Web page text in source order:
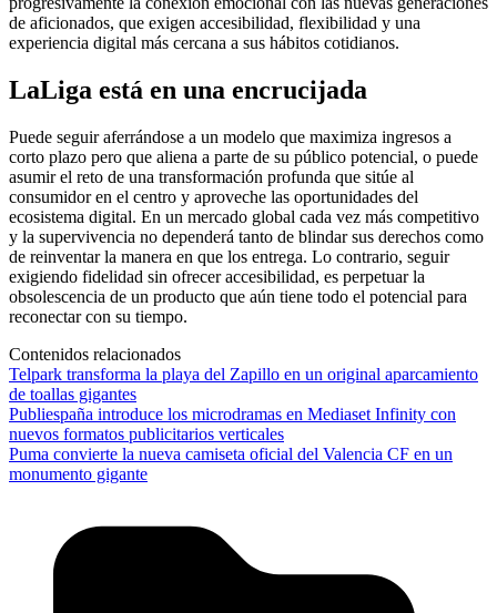
de aficionados, que exigen accesibilidad, flexibilidad y una
experiencia digital más cercana a sus hábitos cotidianos.
LaLiga está en una encrucijada
Puede seguir aferrándose a un modelo que maximiza ingresos a
corto plazo pero que aliena a parte de su público potencial, o puede
asumir el reto de una transformación profunda que sitúe al
consumidor en el centro y aproveche las oportunidades del
ecosistema digital. En un mercado global cada vez más competitivo
y la supervivencia no dependerá tanto de blindar sus derechos como
de reinventar la manera en que los entrega. Lo contrario, seguir
exigiendo fidelidad sin ofrecer accesibilidad, es perpetuar la
obsolescencia de un producto que aún tiene todo el potencial para
reconectar con su tiempo.
Contenidos relacionados
Telpark transforma la playa del Zapillo en un original aparcamiento
de toallas gigantes
Publiespaña introduce los microdramas en Mediaset Infinity con
nuevos formatos publicitarios verticales
Puma convierte la nueva camiseta oficial del Valencia CF en un
monumento gigante